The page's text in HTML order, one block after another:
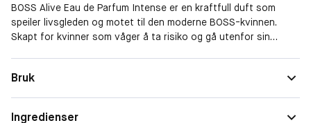
BOSS Alive Eau de Parfum Intense er en kraftfull duft som
speiler livsgleden og motet til den moderne BOSS-kvinnen.
Skapt for kvinner som våger å ta risiko og gå utenfor sin
energi og positivitet. I hjertet tilfører treaktig vetiver en
kraftfull styrke, mens basen av sensuell benzoin etterlater et
Bruk
Ingredienser